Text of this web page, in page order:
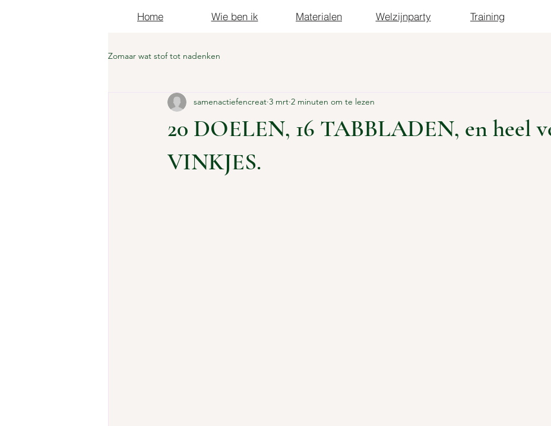
Home Wie ben ik Materialen Welzijnparty Training
Zomaar wat stof tot nadenken
20 DOELEN, 16 TABBLADEN, en heel
VINKJES.
samenactiefencreat 3 mrt 2 minuten om te lezen